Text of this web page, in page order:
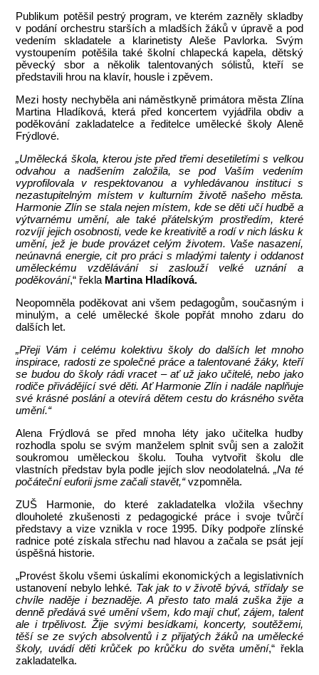
Publikum potěšil pestrý program, ve kterém zazněly skladby
v podání orchestru starších a mladších žáků v úpravě a pod
vedením skladatele a klarinetisty Aleše Pavlorka. Svým
vystoupením potěšila také školní chlapecká kapela, dětský
pěvecký sbor a několik talentovaných sólistů, kteří se
představili hrou na klavír, housle i zpěvem.
Mezi hosty nechyběla ani náměstkyně primátora města Zlína
Martina Hladíková, která před koncertem vyjádřila obdiv a
poděkování zakladatelce a ředitelce umělecké školy Aleně
Frýdlové.
„Umělecká škola, kterou jste před třemi desetiletími s velkou
odvahou a nadšením založila, se pod Vaším vedením
vyprofilovala v respektovanou a vyhledávanou instituci s
nezastupitelným místem v kulturním životě našeho města.
Harmonie Zlín se stala nejen místem, kde se děti učí hudbě a
výtvarnému umění, ale také přátelským prostředím, které
rozvíjí jejich osobnosti, vede ke kreativitě a rodí v nich lásku k
umění, jež je bude provázet celým životem. Vaše nasazení,
neúnavná energie, cit pro práci s mladými talenty i oddanost
uměleckému vzdělávání si zaslouží velké uznání a
poděkování,“ řekla Martina Hladíková.
Neopomněla poděkovat ani všem pedagogům, současným i
minulým, a celé umělecké škole popřát mnoho zdaru do
dalších let.
„Přeji Vám i celému kolektivu školy do dalších let mnoho
inspirace, radosti ze společné práce a talentované žáky, kteří
se budou do školy rádi vracet – ať už jako učitelé, nebo jako
rodiče přivádějící své děti. Ať Harmonie Zlín i nadále naplňuje
své krásné poslání a otevírá dětem cestu do krásného světa
umění.“
Alena Frýdlová se před mnoha léty jako učitelka hudby
rozhodla spolu se svým manželem splnit svůj sen a založit
soukromou uměleckou školu. Touha vytvořit školu dle
vlastních představ byla podle jejích slov neodolatelná.„Na té
počáteční euforii jsme začali stavět,“vzpomněla.
ZUŠ Harmonie, do které zakladatelka vložila všechny
dlouholeté zkušenosti z pedagogické práce i svoje tvůrčí
představy a vize vznikla v roce 1995. Díky podpoře zlínské
radnice poté získala střechu nad hlavou a začala se psát její
úspěšná historie.
„Provést školu všemi úskalími ekonomických a legislativních
ustanovení nebylo lehké. Tak jak to v životě bývá, střídaly se
chvíle naděje i beznaděje. A přesto tato malá zuška žije a
denně předává své umění všem, kdo mají chuť, zájem, talent
ale i trpělivost. Žije svými besídkami, koncerty, soutěžemi,
těší se ze svých absolventů i z přijatých žáků na umělecké
školy, uvádí děti krůček po krůčku do světa umění,“ řekla
zakladatelka.